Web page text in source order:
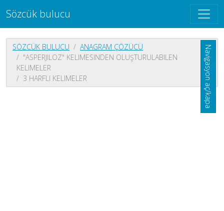
Sözcük bulucu
Navigasyon aç/kapa
SÖZCÜK BULUCU
ANAGRAM ÇÖZÜCÜ
"ASPERJILOZ" KELIMESINDEN OLUŞTURULABILEN
KELIMELER
3 HARFLI KELIMELER